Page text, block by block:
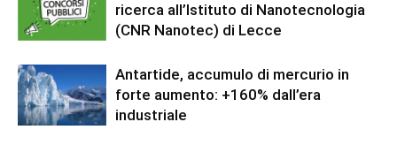
ricerca all’Istituto di Nanotecnologia
(CNR Nanotec) di Lecce
Antartide, accumulo di mercurio in
forte aumento: +160% dall’era
industriale